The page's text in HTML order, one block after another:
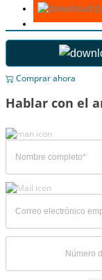
Comprar ahora
Hablar con el